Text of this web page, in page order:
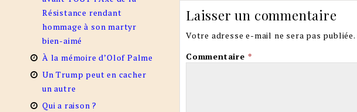
Laisser un commentaire
Votre adresse e-mail ne sera pas publiée.
Commentaire *
Résistance rendant
hommage à son martyr
bien-aimé
À la mémoire d’Olof Palme
Un Trump peut en cacher
un autre
Qui a raison ?